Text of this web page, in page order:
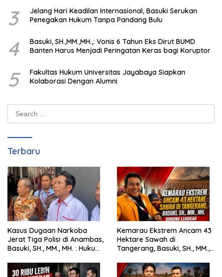
3
Jelang Hari Keadilan Internasional, Basuki Serukan
Penegakan Hukum Tanpa Pandang Bulu
4
Basuki, SH.,MM.,MH.,: Vonis 6 Tahun Eks Dirut BUMD
Banten Harus Menjadi Peringatan Keras bagi Koruptor
5
Fakultas Hukum Universitas Jayabaya Siapkan
Kolaborasi Dengan Alumni
Search
for:
Terbaru
Kasus Dugaan Narkoba
Jerat Tiga Polisi di Anambas,
Basuki, SH., MM., MH. : Hukum
Kemarau Ekstrem Ancam 43
Hektare Sawah di
Tangerang, Basuki, SH., MM.,
Pemerintah